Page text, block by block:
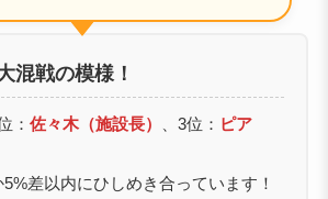
混戦の模様！
： 佐々木（施設長） 、3位： ピア
5%差以内にひしめき合っています！